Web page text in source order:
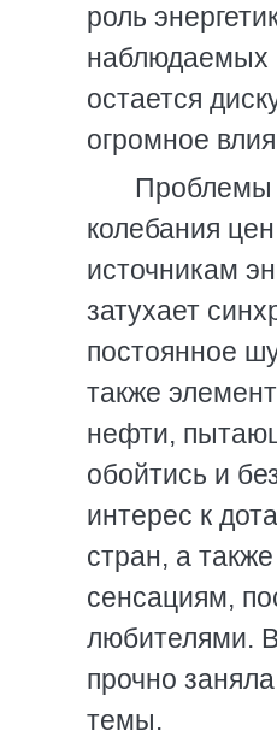
роль
наблюдаемых
остается
огромное
Проблемы
колебания
источникам
затухает
постоянное
также
нефти,
обойтись и
интерес к
стран, а
сенсациям,
любителями.
прочно
темы.